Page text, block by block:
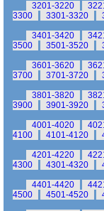
3201-3220
3300
3301-3320
3401-3420
3500
3501-3520
3601-3620
3700
3701-3720
3801-3820
3900
3901-3920
4001-4020
4100
4101-4120
4201-4220
4300
4301-4320
4401-4420
4500
4501-4520